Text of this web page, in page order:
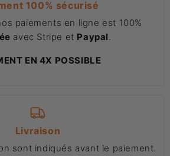
100% sécurisé
paiements en ligne est 100%
avec Stripe et Paypal.
EN 4X POSSIBLE
Livraison
sont indiqués avant le paiement.